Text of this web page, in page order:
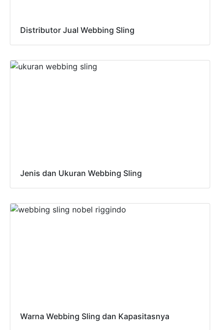
Distributor Jual Webbing Sling
Jenis dan Ukuran Webbing Sling
Warna Webbing Sling dan Kapasitasnya